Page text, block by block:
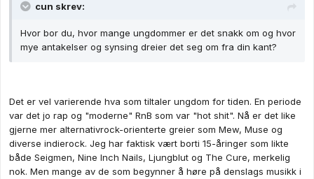
cun skrev:
Hvor bor du, hvor mange ungdommer er det snakk om og hvor
mye antakelser og synsing dreier det seg om fra din kant?
Det er vel varierende hva som tiltaler ungdom for tiden. En periode
var det jo rap og "moderne" RnB som var "hot shit". Nå er det like
gjerne mer alternativrock-orienterte greier som Mew, Muse og
diverse indierock. Jeg har faktisk vært borti 15-åringer som likte
både Seigmen, Nine Inch Nails, Ljungblut og The Cure, merkelig
nok. Men mange av de som begynner å høre på denslags musikk i